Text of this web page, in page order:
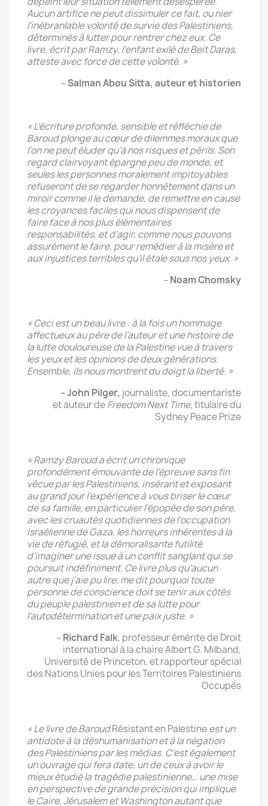
Aucun artifice ne peut dissimuler ce fait, ou nier
l’inébranlable volonté de survie des Palestiniens,
déterminés à lutter pour rentrer chez eux. Ce
livre, écrit par Ramzy, l’enfant exilé de Beit Daras,
atteste avec force de cette volonté. »
–Salman Abou Sitta, auteur et historien
« L’écriture profonde, sensible et réfléchie de
Baroud plonge au cœur de dilemmes moraux que
l’on ne peut éluder qu’à nos risques et périls. Son
regard clairvoyant épargne peu de monde, et
seules les personnes moralement impitoyables
refuseront de se regarder honnêtement dans un
miroir comme il le demande, de remettre en cause
les croyances faciles qui nous dispensent de
faire face à nos plus élémentaires
responsabilités, et d’agir, comme nous pouvons
assurément le faire, pour remédier à la misère et
aux injustices terribles qu’il étale sous nos yeux. »
–Noam Chomsky
« Ceci est un beau livre : à la fois un hommage
affectueux au père de l’auteur et une histoire de
la lutte douloureuse de la Palestine vue à travers
les yeux et les opinions de deux générations.
Ensemble, ils nous montrent du doigt la liberté. »
– John Pilger, journaliste, documentariste
et auteur deFreedom Next Time, titulaire du
Sydney Peace Prize
« Ramzy Baroud a écrit un chronique
profondément émouvante de l’épreuve sans fin
vécue par les Palestiniens, insérant et exposant
au grand jour l’expérience à vous briser le cœur
de sa famille, en particulier l’épopée de son père,
avec les cruautés quotidiennes de l’occupation
israélienne de Gaza, les horreurs inhérentes à la
vie de réfugié, et la démoralisante futilité
d’imaginer une issue à un conflit sanglant qui se
poursuit indéfiniment. Ce livre plus qu’aucun
autre que j’aie pu lire, me dit pourquoi toute
personne de conscience doit se tenir aux côtés
du peuple palestinien et de sa lutte pour
l’autodétermination et une paix juste. »
–Richard Falk, professeur émérite de Droit
international à la chaire Albert G. Milband,
Université de Princeton, et rapporteur spécial
des Nations Unies pour les Territoires Palestiniens
Occupés
« Le livre de BaroudRésistant en Palestineest un
antidote à la déshumanisation et à la négation
des Palestiniens par les médias. C’est également
un ouvrage qui fera date, un de ceux à avoir le
mieux étudié la tragédie palestinienne… une mise
en perspective de grande précision qui implique
le Caire, Jérusalem et Washington autant que